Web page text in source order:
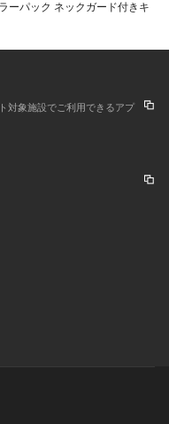
ーパック ネックガード付きキ
対象施設でご利用できるアプ